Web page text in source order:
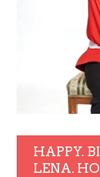
HAPPY.
LENA.